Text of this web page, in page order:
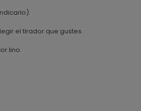
el tirador que gustes.
lino.